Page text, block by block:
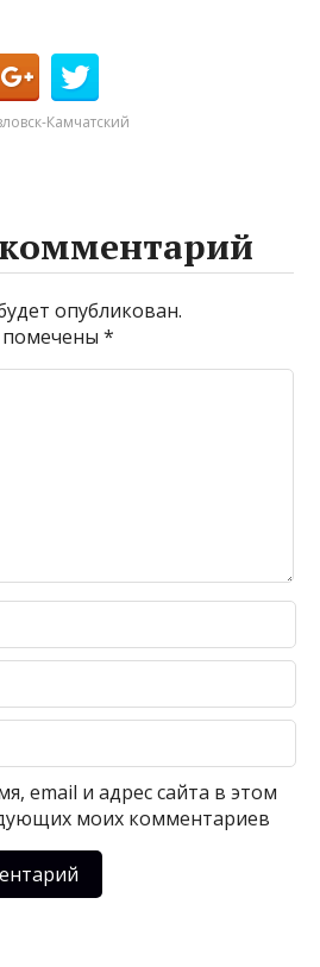
Камчатский
опубликован.
помечены*
email и адрес сайта в этом
моих комментариев